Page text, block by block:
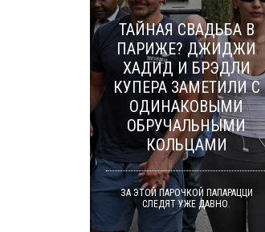
ТАЙНАЯ СВАДЬБА В
ПАРИЖЕ? ДЖИДЖИ
ХАДИД И БРЭДЛИ
КУПЕРА ЗАМЕТИЛИ С
ОДИНАКОВЫМИ
ОБРУЧАЛЬНЫМИ
КОЛЬЦАМИ
ЗА ЭТОЙ ПАРОЧКОЙ ПАПАРАЦЦИ
СЛЕДЯТ УЖЕ ДАВНО.